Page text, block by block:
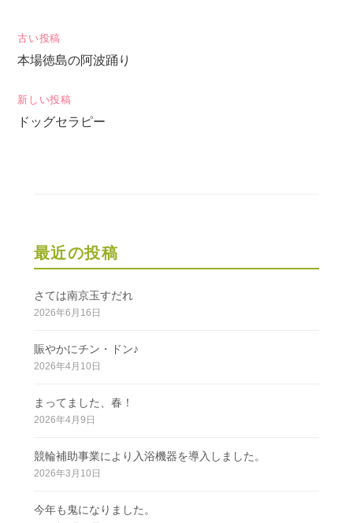
投
稿
ビ
古い投稿
本場徳島の阿波踊り
新しい投稿
ドッグセラピー
最近の投稿
さては南京玉すだれ
2026年6月16日
賑やかにチン・ドン♪
2026年4月10日
まってました、春！
2026年4月9日
競輪補助事業により入浴機器を導入しました。
2026年3月10日
今年も鬼になりました。